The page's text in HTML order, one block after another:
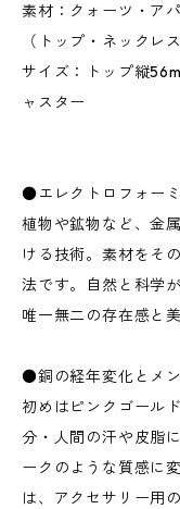
素材：クォーツ・ア
（トップ・ネックレス
サイズ：トップ縦
ャスター
●エレクトロフォー
植物や鉱物など、金
ける技術。素材をそ
法です。自然と科学
唯一無二の存在感と
●銅の経年変化とメ
初めはピンクゴール
分・人間の汗や皮脂
ークのような質感に
は、アクセサリー用